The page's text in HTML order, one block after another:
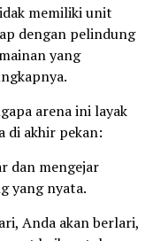
memiliki unit
dengan pelindung
yang
arena ini layak
di akhir pekan:
dan mengejar
yang nyata.
Anda akan berlari,